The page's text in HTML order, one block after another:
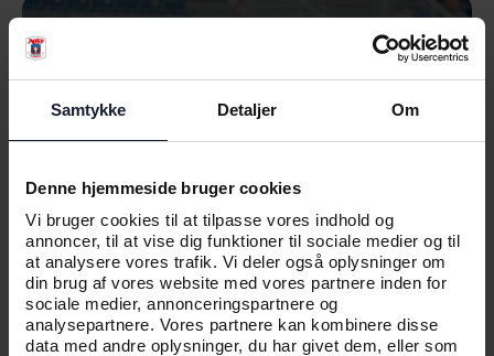
Samtykke Detaljer Om
Denne hjemmeside bruger cookies
Vi bruger cookies til at tilpasse vores indhold og
annoncer, til at vise dig funktioner til sociale medier og til
at analysere vores trafik. Vi deler også oplysninger om
din brug af vores website med vores partnere inden for
sociale medier, annonceringspartnere og
analysepartnere. Vores partnere kan kombinere disse
data med andre oplysninger, du har givet dem, eller som
NEDTUR I VEJLBY FOR KVINDERNE